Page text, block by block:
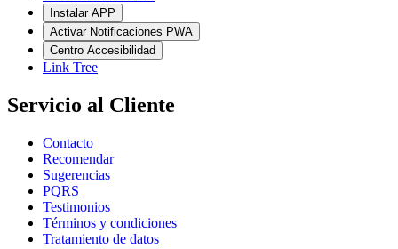
Instalar APP
Activar Notificaciones PWA
Centro Accesibilidad
Link Tree
Servicio al Cliente
Contacto
Recomendar
Sugerencias
PQRS
Testimonios
Términos y condiciones
Tratamiento de datos